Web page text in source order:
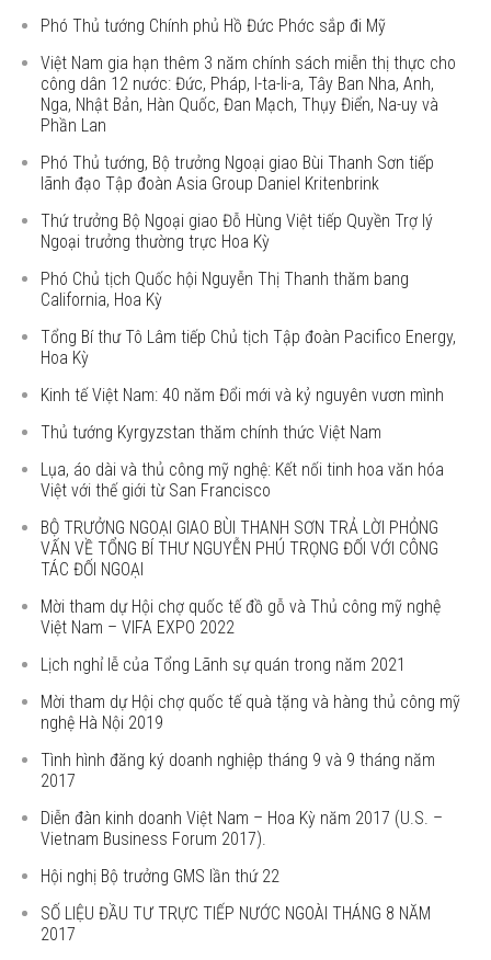
Phó Thủ tướng Chính phủ Hồ Đức Phớc sắp đi Mỹ
Việt Nam gia hạn thêm 3 năm chính sách miễn thị thực cho
công dân 12 nước: Đức, Pháp, I-ta-li-a, Tây Ban Nha, Anh,
Nga, Nhật Bản, Hàn Quốc, Đan Mạch, Thụy Điển, Na-uy và
Phần Lan
Phó Thủ tướng, Bộ trưởng Ngoại giao Bùi Thanh Sơn tiếp
lãnh đạo Tập đoàn Asia Group Daniel Kritenbrink
Thứ trưởng Bộ Ngoại giao Đỗ Hùng Việt tiếp Quyền Trợ lý
Ngoại trưởng thường trực Hoa Kỳ
Phó Chủ tịch Quốc hội Nguyễn Thị Thanh thăm bang
California, Hoa Kỳ
Tổng Bí thư Tô Lâm tiếp Chủ tịch Tập đoàn Pacifico Energy,
Hoa Kỳ
Kinh tế Việt Nam: 40 năm Đổi mới và kỷ nguyên vươn mình
Thủ tướng Kyrgyzstan thăm chính thức Việt Nam
Lụa, áo dài và thủ công mỹ nghệ: Kết nối tinh hoa văn hóa
Việt với thế giới từ San Francisco
BỘ TRƯỞNG NGOẠI GIAO BÙI THANH SƠN TRẢ LỜI PHỎNG
VẤN VỀ TỔNG BÍ THƯ NGUYỄN PHÚ TRỌNG ĐỐI VỚI CÔNG
TÁC ĐỐI NGOẠI
Mời tham dự Hội chợ quốc tế đồ gỗ và Thủ công mỹ nghệ
Việt Nam – VIFA EXPO 2022
Lịch nghỉ lễ của Tổng Lãnh sự quán trong năm 2021
Mời tham dự Hội chợ quốc tế quà tặng và hàng thủ công mỹ
nghệ Hà Nội 2019
Tình hình đăng ký doanh nghiệp tháng 9 và 9 tháng năm
2017
Diễn đàn kinh doanh Việt Nam – Hoa Kỳ năm 2017 (U.S. –
Vietnam Business Forum 2017).
Hội nghị Bộ trưởng GMS lần thứ 22
SỐ LIỆU ĐẦU TƯ TRỰC TIẾP NƯỚC NGOÀI THÁNG 8 NĂM
2017